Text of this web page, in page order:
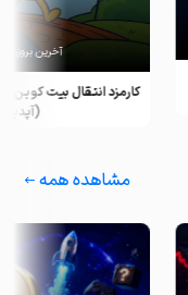
کارمزد انتقال بیت کوین
(آپدیت
آخرین
مشاهده همه